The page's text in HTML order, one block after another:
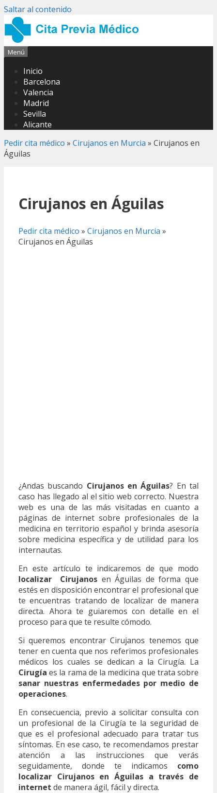
Saltar al contenido
Menú
Inicio
Barcelona
Valencia
Madrid
Sevilla
Alicante
Pedir cita médico » Cirujanos en Murcia » Cirujanos en
Águilas
Cirujanos en Águilas
Pedir cita médico » Cirujanos en Murcia »
Cirujanos en Águilas
¿Andas buscando Cirujanos en Águilas? En tal
caso has llegado al el sitio web correcto. Nuestra
web es una de las más visitadas en cuanto a
páginas de internet sobre profesionales de la
medicina en territorio español y brinda asesoría
sobre medicina específica y de utilidad para los
internautas.
En este artículo te indicaremos de que modo
localizar Cirujanos en Águilas de forma que
estés en disposición encontrar el profesional que
te encuentras tratando de localizar de manera
directa. Ahora te guiaremos con detalle en el
proceso para que te resulte cómodo.
Si queremos encontrar Cirujanos tenemos que
tener en cuenta que nos referimos profesionales
médicos los cuales se dedican a la Cirugía. La
Cirugía es la rama de la medicina que trata sobre
sanar nuestras enfermedades por medio de
operaciones.
En consecuencia, previo a solicitar consulta con
un profesional de la Cirugía te la seguridad de
que es el profesional adecuado para tratar tus
síntomas. En ese caso, te recomendamos prestar
atención a las instrucciones que verás
seguidamente, donde te indicamos como
localizar Cirujanos en Águilas a través de
internet de manera ágil, fácil y directa.